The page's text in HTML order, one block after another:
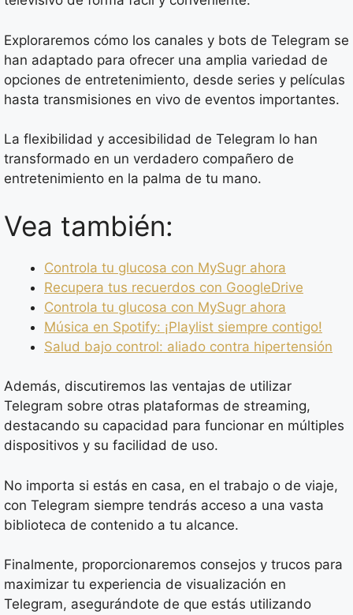
Exploraremos cómo los canales y bots de Telegram se
han adaptado para ofrecer una amplia variedad de
opciones de entretenimiento, desde series y películas
hasta transmisiones en vivo de eventos importantes.
La flexibilidad y accesibilidad de Telegram lo han
transformado en un verdadero compañero de
entretenimiento en la palma de tu mano.
Vea también:
Controla tu glucosa con MySugr ahora
Recupera tus recuerdos con GoogleDrive
Controla tu glucosa con MySugr ahora
Música en Spotify: ¡Playlist siempre contigo!
Salud bajo control: aliado contra hipertensión
Además, discutiremos las ventajas de utilizar
Telegram sobre otras plataformas de streaming,
destacando su capacidad para funcionar en múltiples
dispositivos y su facilidad de uso.
No importa si estás en casa, en el trabajo o de viaje,
con Telegram siempre tendrás acceso a una vasta
biblioteca de contenido a tu alcance.
Finalmente, proporcionaremos consejos y trucos para
maximizar tu experiencia de visualización en
Telegram, asegurándote de que estás utilizando